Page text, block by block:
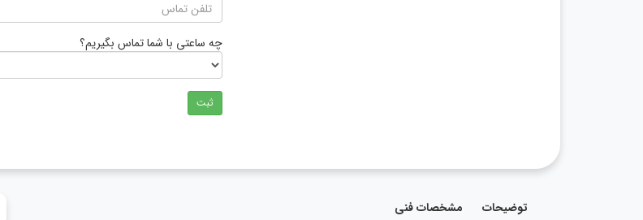
چه ساعتی با شما تماس بگیریم؟
ثبت
توضیحات مشخصات فنی